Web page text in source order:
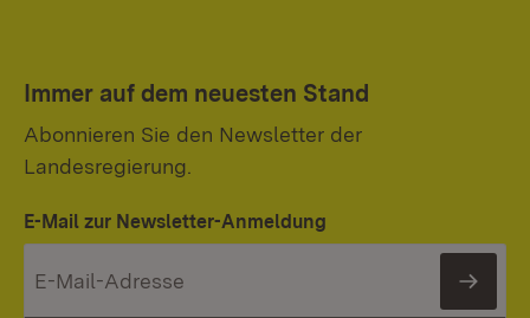
Immer auf dem neuesten Stand
Abonnieren Sie den Newsletter der
Landesregierung.
E-Mail zur Newsletter-Anmeldung